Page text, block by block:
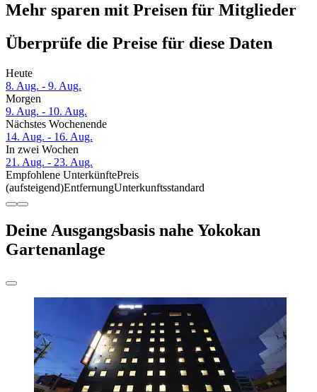
Mehr sparen mit Preisen für Mitglieder
Überprüfe die Preise für diese Daten
Heute
8. Aug. - 9. Aug.
Morgen
9. Aug. - 10. Aug.
Nächstes Wochenende
14. Aug. - 16. Aug.
In zwei Wochen
21. Aug. - 23. Aug.
Empfohlene UnterkünftePreis
(aufsteigend)EntfernungUnterkunftsstandard
Deine Ausgangsbasis nahe Yokokan
Gartenanlage